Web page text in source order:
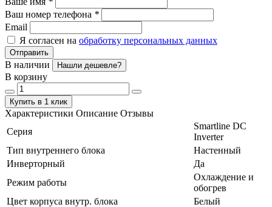
Ваш номер телефона *
Email
Я согласен на обработку персональных данных
Отправить
В наличии Нашли дешевле?
В корзину
Купить в 1 клик
Характеристики Описание Отзывы
Серия
Smartline DC
Inverter
Тип внутреннего блока
Настенный
Инверторный
Да
Режим работы
Охлаждение и
обогрев
Цвет корпуса внутр. блока
Белый